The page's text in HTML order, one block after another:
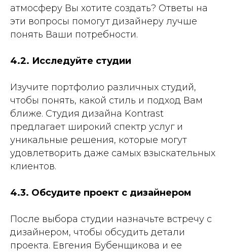
атмосферу Вы хотите создать? Ответы на
эти вопросы помогут дизайнеру лучше
понять Ваши потребности.
4.2. Исследуйте студии
Изучите портфолио различных студий,
чтобы понять, какой стиль и подход Вам
ближе. Студия дизайна Kontrast
предлагает широкий спектр услуг и
уникальные решения, которые могут
удовлетворить даже самых взыскательных
клиентов.
4.3. Обсудите проект с дизайнером
После выбора студии назначьте встречу с
дизайнером, чтобы обсудить детали
проекта. Евгения Бубенщикова и ее